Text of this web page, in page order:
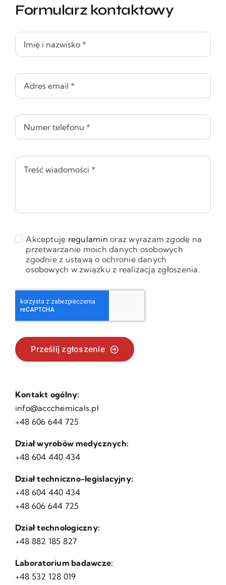
Formularz kontaktowy
Akceptuję regulamin oraz wyrażam zgodę na
przetwarzanie moich danych osobowych
zgodnie z ustawą o ochronie danych
osobowych w związku z realizacją zgłoszenia.
Prześlij zgłoszenie
Kontakt ogólny:
info@accchemicals.pl
+48 606 644 725
Dział wyrobów medycznych:
+48 604 440 434
Dział techniczno-legislacyjny:
+48 604 440 434
+48 606 644 725
Dział technologiczny:
+48 882 185 827
Laboratorium badawcze:
+48 532 128 019